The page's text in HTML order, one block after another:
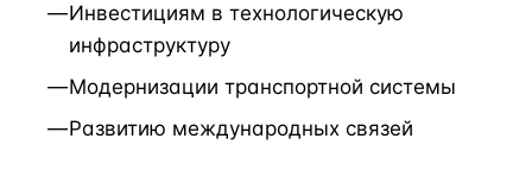
Инвестициям в технологическую
инфраструктуру
Модернизации транспортной системы
Развитию международных связей